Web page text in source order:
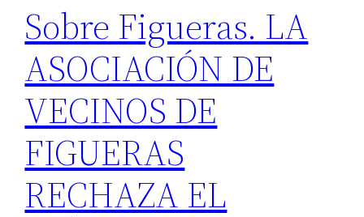
Sobre Figueras. LA
ASOCIACIÓN DE
VECINOS DE
FIGUERAS
RECHAZA EL